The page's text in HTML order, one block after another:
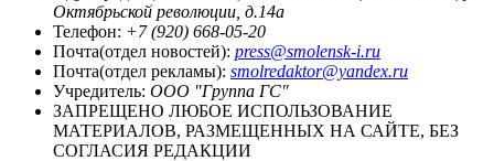
Октябрьской революции, д.14а
Телефон: +7 (920) 668-05-20
Почта(отдел новостей): press@smolensk-i.ru
Почта(отдел рекламы): smolredaktor@yandex.ru
Учредитель: ООО "Группа ГС"
ЗАПРЕЩЕНО ЛЮБОЕ ИСПОЛЬЗОВАНИЕ
МАТЕРИАЛОВ, РАЗМЕЩЕННЫХ НА САЙТЕ, БЕЗ
СОГЛАСИЯ РЕДАКЦИИ